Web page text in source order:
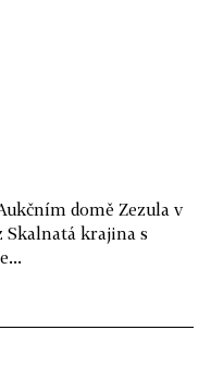
domě Zezula v
Skalnatá krajina s